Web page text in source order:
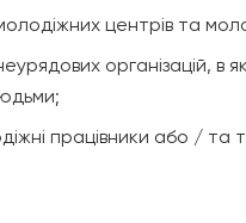
центрів та
організацій, в
працівники або / та